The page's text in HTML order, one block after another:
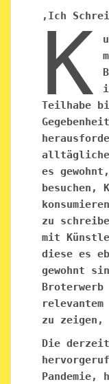
‚Ich
K
Teilhabe
es
besuchen,
zu
mit
diese es
gewohnt
zu zeigen,
Die